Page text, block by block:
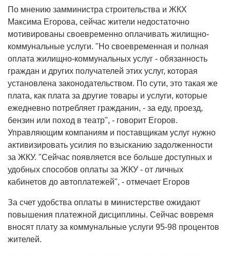
По мнению замминистра строительства и ЖКХ
Максима Егорова, сейчас жители недостаточно
мотивированы своевременно оплачивать жилищно-
коммунальные услуги. "Но своевременная и полная
оплата жилищно-коммунальных услуг - обязанность
граждан и других получателей этих услуг, которая
установлена законодательством. По сути, это такая же
плата, как плата за другие товары и услуги, которые
ежедневно потребляет гражданин, - за еду, проезд,
бензин или поход в театр", - говорит Егоров.
Управляющим компаниям и поставщикам услуг нужно
активизировать усилия по взысканию задолженности
за ЖКУ. "Сейчас появляется все больше доступных и
удобных способов оплаты за ЖКУ - от личных
кабинетов до автоплатежей", - отмечает Егоров
За счет удобства оплаты в министерстве ожидают
повышения платежной дисциплины. Сейчас вовремя
вносят плату за коммунальные услуги 95-98 процентов
жителей.